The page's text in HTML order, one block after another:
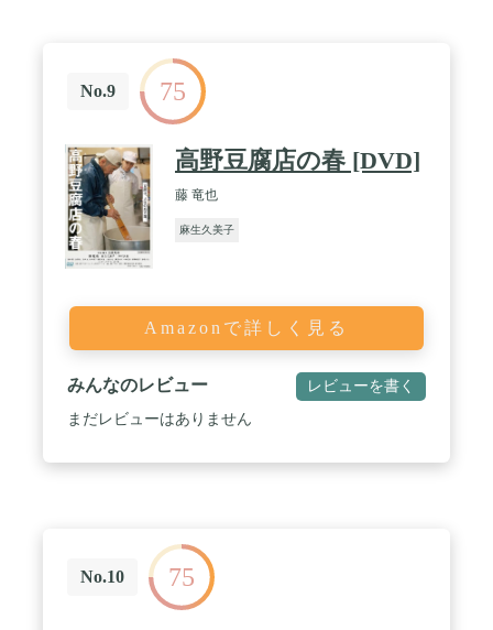
No.9 75
高野豆腐店の春 [DVD]
藤 竜也
麻生久美子
Amazonで詳しく見る
みんなのレビュー レビューを書く
まだレビューはありません
No.10 75